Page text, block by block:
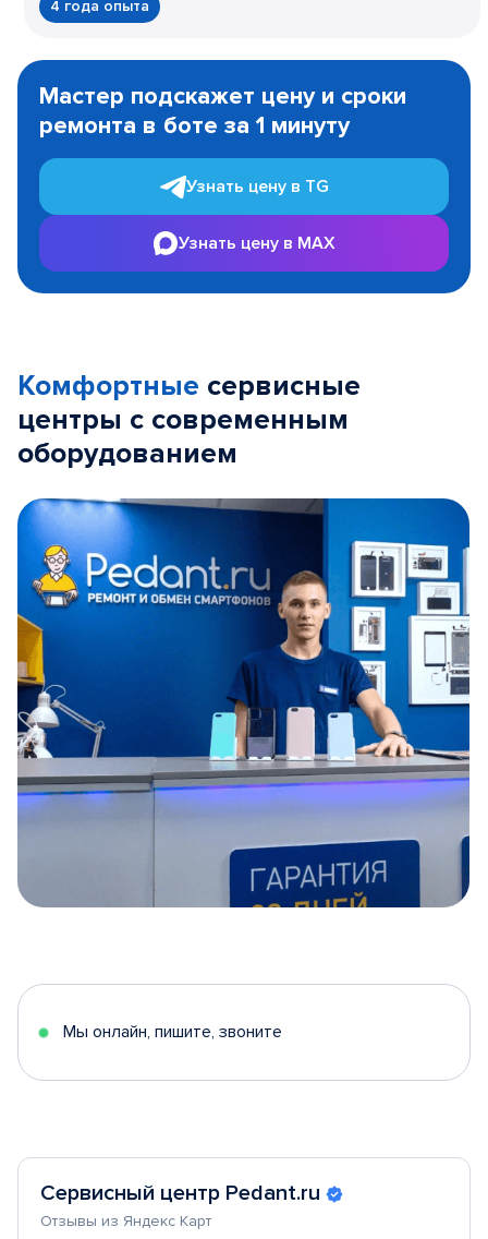
4 года опыта
1
Мастер подскажет цену и сроки
ремонта в боте за 1 минуту
Узнать цену в TG
Узнать цену в MAX
Комфортные сервисные
центры с современным
оборудованием
5
Мы онлайн, пишите, звоните
Сервисный центр Pedant.ru
Отзывы из Яндекс Карт